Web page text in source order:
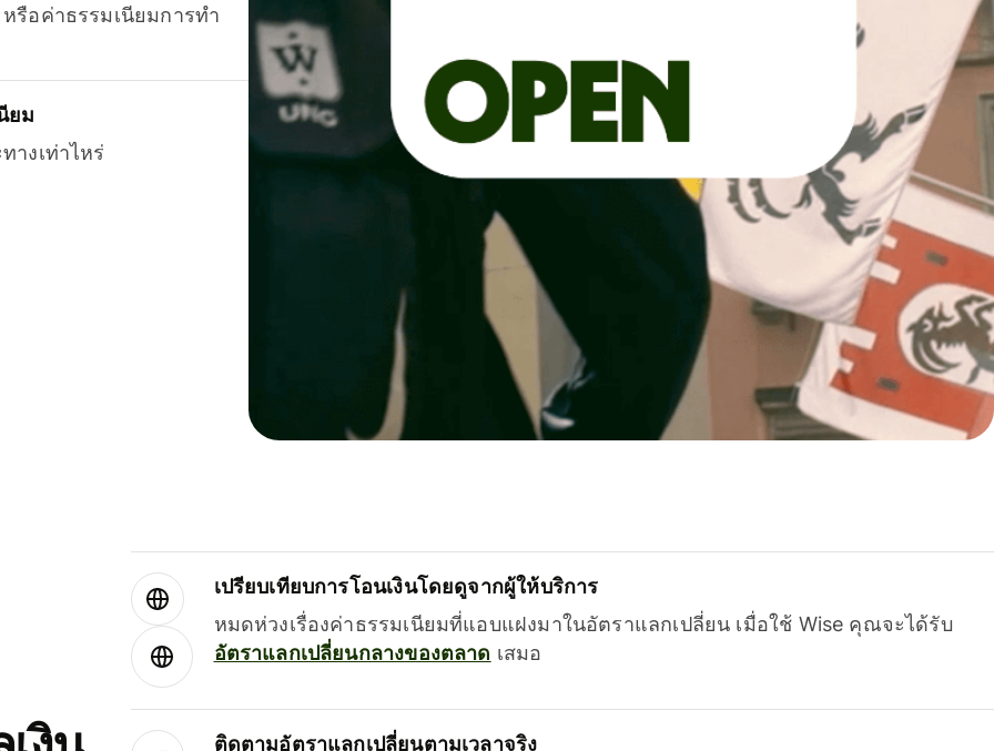
รือค่าธรรมเนียมการทำ
ยม
างเท่าไหร่
เปรียบเทียบการโอนเงินโดยดูจากผู้ให้บริการ
หมดห่วงเรื่องค่าธรรมเนียมที่แอบแฝงมาในอัตราแลกเปลี่ยน เมื่อใช้ Wise คุณจะได้รับ
อัตราแลกเปลี่ยนกลางของตลาด เสมอ
ติดตามอัตราแลกเปลี่ยนตามเวลาจริง